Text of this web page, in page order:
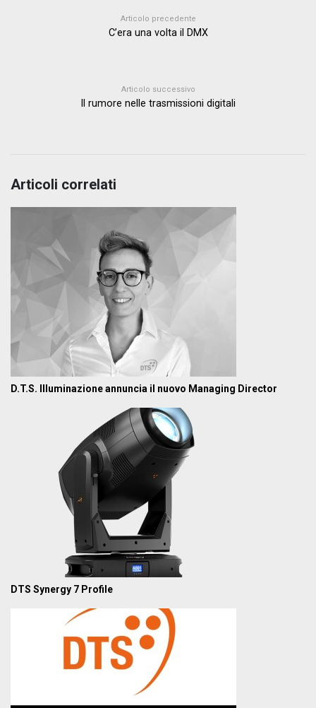
Articolo precedente
C’era una volta il DMX
Articolo successivo
Il rumore nelle trasmissioni digitali
Articoli correlati
D.T.S. Illuminazione annuncia il nuovo Managing Director
DTS Synergy 7 Profile